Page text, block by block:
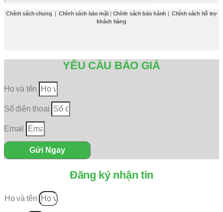
Chính sách chung | Chính sách bảo mật| Chính sách bảo hành | Chính sách hỗ trợ
khách hàng
YÊU CẦU BÁO GIÁ
Họ và tên
Số điện thoại
Email
Gửi Ngay
Đăng ký nhận tin
Họ và tên